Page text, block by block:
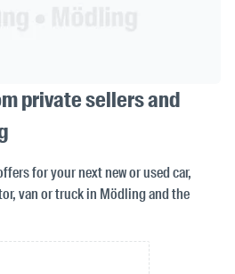
private sellers and
for your next new or used car,
van or truck in Mödling and the